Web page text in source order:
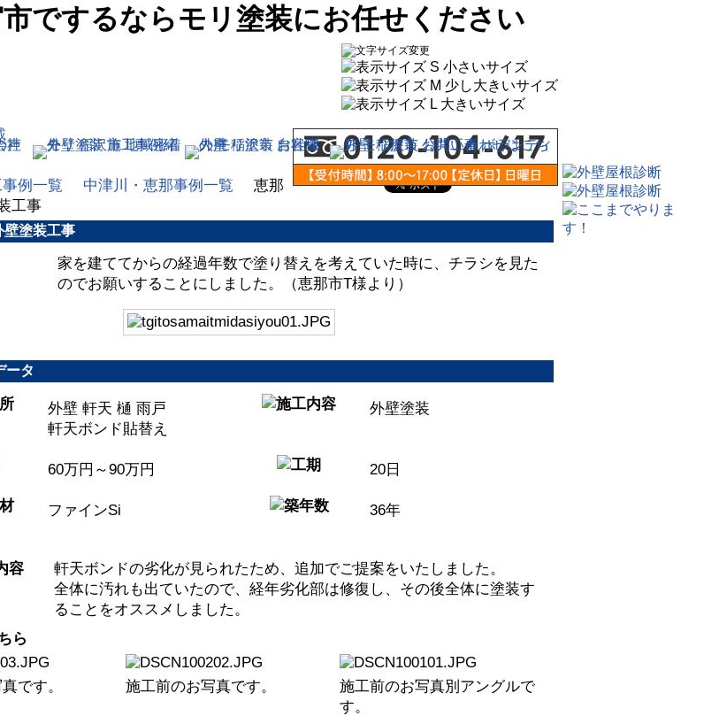
でするならモリ塗装にお任せください
例一覧 中津川・恵那事例一覧
恵那
工事
壁塗装工事
家を建ててからの経過年数で塗り替えを考えていた時に、チラシを見た
のでお願いすることにしました。（恵那市T様より）
ータ
外壁 軒天 樋 雨戸
軒天ボンド貼替え
外壁塗装
60万円～90万円 20日
ファインSi 36年
軒天ボンドの劣化が見られたため、追加でご提案をいたしました。
全体に汚れも出ていたので、経年劣化部は修復し、その後全体に塗装す
ることをオススメしました。
です。 施工前のお写真です。
施工前のお写真別アングルで
す。